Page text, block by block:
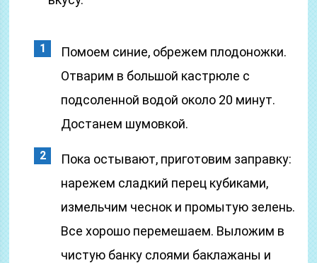
Помоем синие, обрежем плодоножки.
Отварим в большой кастрюле с
подсоленной водой около 20 минут.
Достанем шумовкой.
Пока остывают, приготовим заправку:
нарежем сладкий перец кубиками,
измельчим чеснок и промытую зелень.
Все хорошо перемешаем. Выложим в
чистую банку слоями баклажаны и